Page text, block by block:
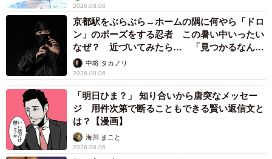
2026.08.06
京都駅をぶらぶら→ホームの隅に何やら「ドロ
ン」のポーズをする忍者 この暑い中いったい
なぜ？ 近づいてみたら… 「見つかるなんて
未熟」中将 タカノリ
2026.08.06
「明日ひま？」 知り合いから唐突なメッセー
ジ 用件次第で断ることもできる賢い返信文と
は？【漫画】
海川 まこと
2026.08.06